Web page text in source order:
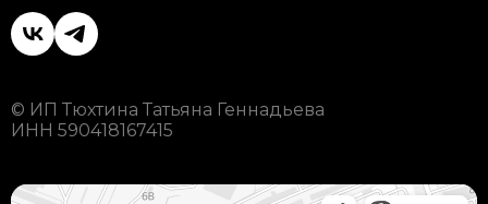
© ИП Тюхтина Татьяна Геннадьева
ИНН 590418167415